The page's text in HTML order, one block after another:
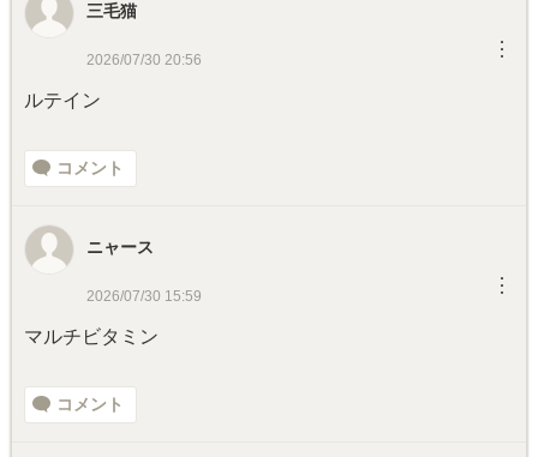
三毛猫
2026/07/30 20:56 ︙
ルテイン
コメント
ニャース
2026/07/30 15:59 ︙
マルチビタミン
コメント